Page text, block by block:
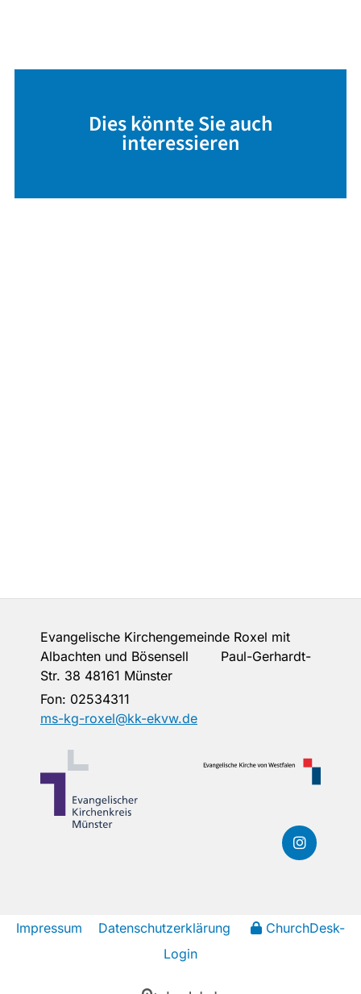
Dies könnte Sie auch
interessieren
Evangelische Kirchengemeinde Roxel mit
Albachten und Bösensell Paul-Gerhardt-
Str. 38 48161 Münster
Fon: 02534311
ms-kg-roxel@kk-ekvw.de
Impressum Datenschutzerklärung
ChurchDesk-
Login